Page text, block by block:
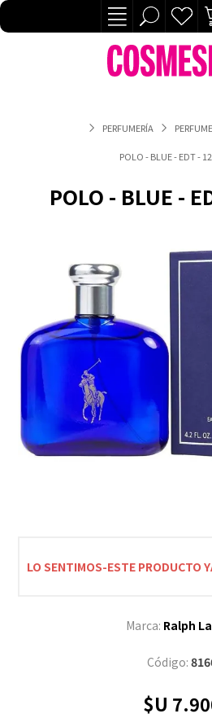
PERFUMERÍA
POLO - BLUE - EDT -
POLO - BLUE -
LO SENTIMOS-ESTE PRODUCTO
Marca: Ralph
Código:
$U